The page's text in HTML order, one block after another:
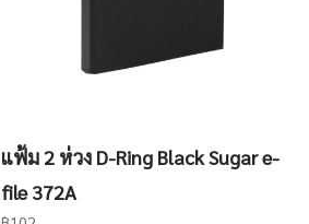
แฟ้ม 2 ห่วง D-Ring Black Sugar e-
file 372A